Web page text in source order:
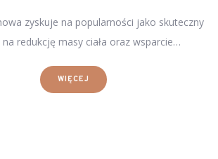
zyskuje na popularności jako skuteczny
redukcję masy ciała oraz wsparcie…
WIĘCEJ